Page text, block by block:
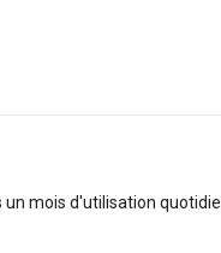
mois d'utilisation